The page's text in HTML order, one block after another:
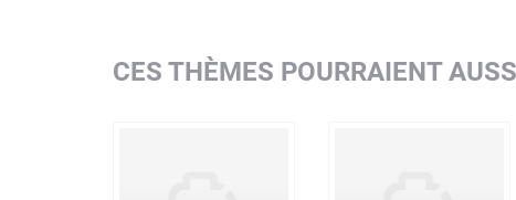
CES THÈMES POURRAIENT